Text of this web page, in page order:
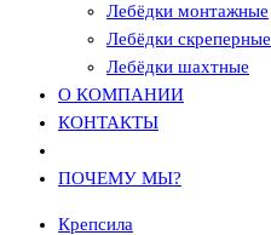
Лебёдки монтажные
Лебёдки скреперные
Лебёдки шахтные
О КОМПАНИИ
КОНТАКТЫ
ПОЧЕМУ МЫ?
Крепсила